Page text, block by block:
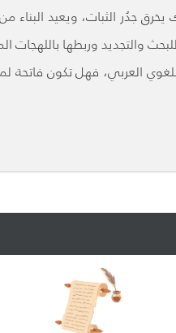
جدُر الثبات، ويعيد
والتجديد وربطها باللهجات
العربي، فهل تكون فاتحة